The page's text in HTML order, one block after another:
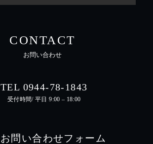
CONTACT
お問い合わせ
TEL 0944-78-1843
受付時間/ 平日 9:00 – 18:00
お問い合わせフォーム